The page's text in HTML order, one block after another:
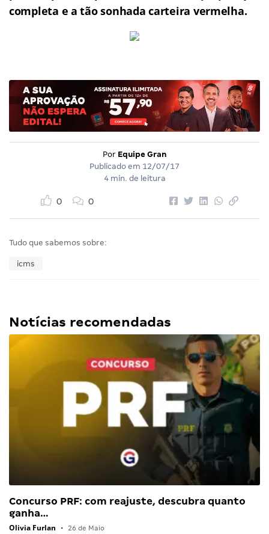
completa e a tão sonhada carteira vermelha.
Por Equipe Gran
Publicado em 12/07/17
4 min. de leitura
0 0
Tudo que sabemos sobre:
icms
Notícias recomendadas
Concurso PRF: com reajuste, descubra quanto
ganha…
Olivia Furlan • 26 de Maio